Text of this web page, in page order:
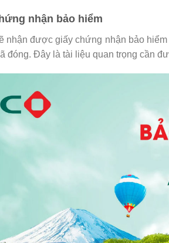
nhận bảo hiểm
nhận được giấy chứng nhận bảo
đóng. Đây là tài liệu quan trọng cần